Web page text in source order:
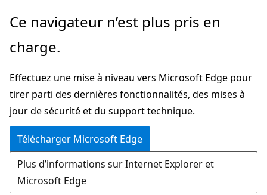
Passer
directement
au
principal
Ce navigateur n’est plus pris en
charge.
Effectuez une mise à niveau vers Microsoft Edge pour
tirer parti des dernières fonctionnalités, des mises à
jour de sécurité et du support technique.
Télécharger Microsoft Edge
Plus d’informations sur Internet Explorer et
Microsoft Edge